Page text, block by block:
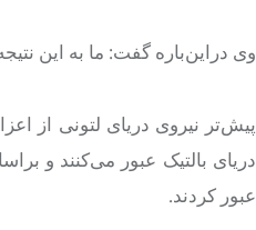
وی دراین‌باره گفت: ما به این
پیش‌تر نیروی دریای لتونی از
دریای بالتیک عبور می‌کنند و
عبور کردند.